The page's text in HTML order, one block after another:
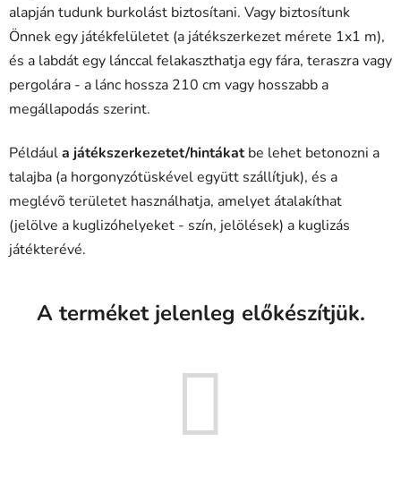
alapján tudunk burkolást biztosítani. Vagy biztosítunk
Önnek egy játékfelületet (a játékszerkezet mérete 1x1 m),
és a labdát egy lánccal felakaszthatja egy fára, teraszra vagy
pergolára - a lánc hossza 210 cm vagy hosszabb a
megállapodás szerint.
Példáula játékszerkezetet/hintákatbe lehet betonozni a
talajba (a horgonyzótüskével együtt szállítjuk), és a
meglévõ területet használhatja, amelyet átalakíthat
(jelölve a kuglizóhelyeket - szín, jelölések) a kuglizás
játékterévé.
A terméket jelenleg előkészítjük.